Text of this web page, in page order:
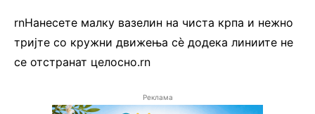
rnНанесете малку вазелин на чиста крпа и нежно
тријте со кружни движења сè додека линиите не
се отстранат целосно.rn
Реклама